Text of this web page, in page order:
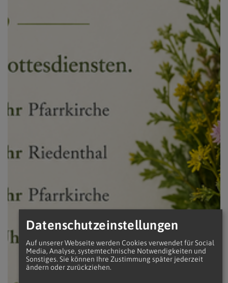
Datenschutzeinstellungen
Auf unserer Webseite werden Cookies verwendet für Social
Media, Analyse, systemtechnische Notwendigkeiten und
Sonstiges. Sie können Ihre Zustimmung später jederzeit
ändern oder zurückziehen.